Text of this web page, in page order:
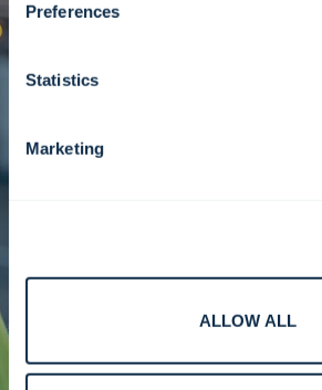
Preferences
Statistics
Marketing
ALLOW ALL
skapar en väg till proaktiv service.
Läs mer
Förebyggande och korrigerande